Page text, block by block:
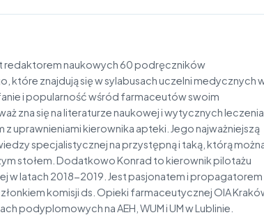
redaktorem naukowych 60 podręczników
które znajdują się w sylabusach uczelni medycznych
i popularność wśród farmaceutów swoim
zna się na literaturze naukowej i wytycznych leczenia,
uprawnieniami kierownika apteki. Jego najważniejszą
specjalistycznej na przystępną i taką, którą
stołem. Dodatkowo Konrad to kierownik pilotażu
w latach 2018-2019. Jest pasjonatem i propagatorem
komisji ds. Opieki farmaceutycznej OIA
podyplomowych na AEH, WUM i UM w Lublinie.